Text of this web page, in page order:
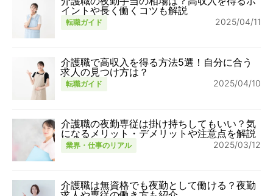
イントや長く働くコツも解説
転職ガイド 2025/04/11
介護職で高収入を得る方法5選！自分に合う
求人の見つけ方は？
転職ガイド 2025/04/10
介護職の夜勤専従は掛け持ちしてもいい？気
になるメリット・デメリットや注意点を解説
業界・仕事のリアル 2025/03/12
介護職は無資格でも夜勤として働ける？夜勤